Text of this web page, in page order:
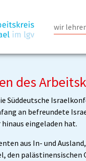
wir
des
Süddeutsche
an befreundete
hinaus eingeladen hat.
aus In- und
den palästinensischen